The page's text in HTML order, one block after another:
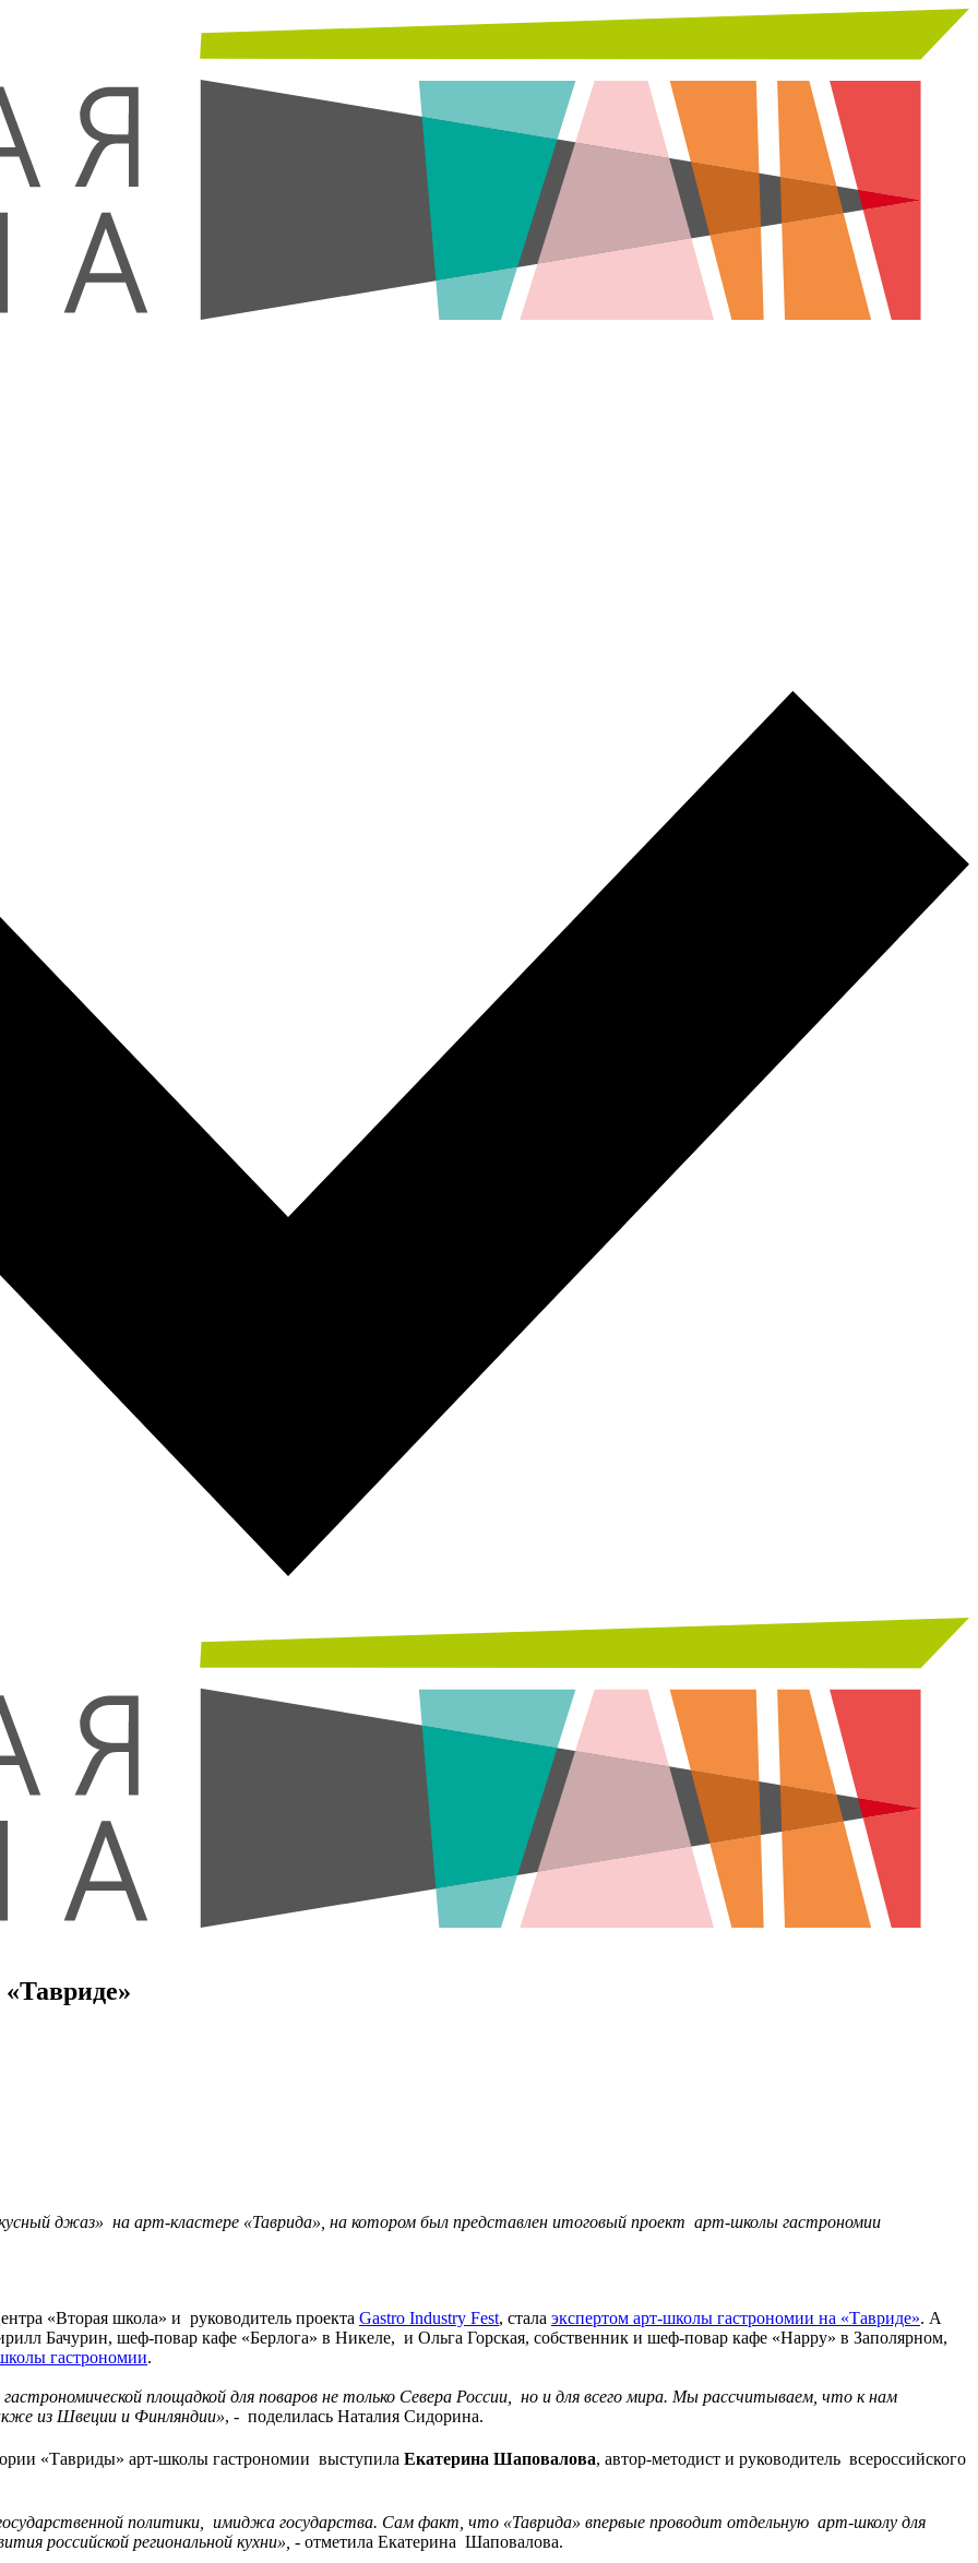
джаз» на арт-кластере «Таврида», на котором был представлен итоговый проект арт-школы гастрономии
«Вторая школа» и руководитель проекта Gastro Industry Fest, стала экспертом арт-школы гастрономии на «Тавриде». А
Бачурин, шеф-повар кафе «Берлога» в Никеле, и Ольга Горская, собственник и шеф-повар кафе «Happy» в Заполярном,
гастрономии.
площадкой для поваров не только Севера России, но и для всего мира. Мы рассчитываем, что к нам
из Швеции и Финляндии», - поделилась Наталия Сидорина.
«Тавриды» арт-школы гастрономии выступила Екатерина Шаповалова, автор-методист и руководитель всероссийского
политики, имиджа государства. Сам факт, что «Таврида» впервые проводит отдельную арт-школу для
российской региональной кухни», - отметила Екатерина Шаповалова.